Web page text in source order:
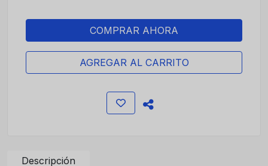
COMPRAR AHORA
AGREGAR AL CARRITO
Descripción